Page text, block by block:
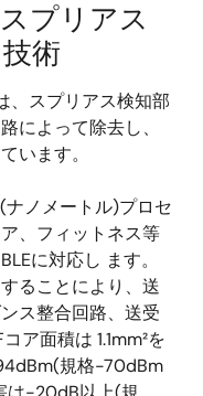
プリアス
術
、スプリアス検知部
によって除去し、
います。
ノメートル)プロセ
、フィットネス等
に対応し ます。
ることにより、送
ス整合回路、送受
ア面積は 1.1mm²を
規格-70dBm